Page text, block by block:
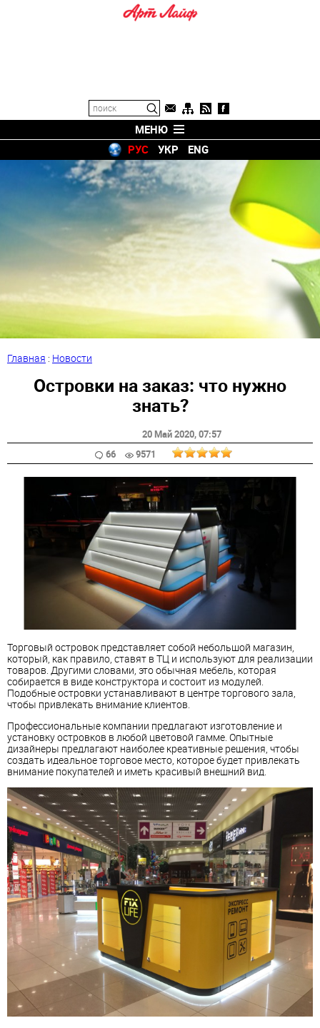
МЕНЮ
РУС
УКР ENG
Главная : Новости
Островки на заказ: что нужно
знать?
20 Май 2020, 07:57
66
9571
Торговый островок представляет собой небольшой магазин,
который, как правило, ставят в ТЦ и используют для реализации
товаров. Другими словами, это обычная мебель, которая
собирается в виде конструктора и состоит из модулей.
Подобные островки устанавливают в центре торгового зала,
чтобы привлекать внимание клиентов.
Профессиональные компании предлагают изготовление и
установку островков в любой цветовой гамме. Опытные
дизайнеры предлагают наиболее креативные решения, чтобы
создать идеальное торговое место, которое будет привлекать
внимание покупателей и иметь красивый внешний вид.